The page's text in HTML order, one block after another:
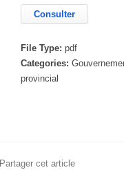
Consulter
File Type: pdf
Categories:
provincial
Partager cet article